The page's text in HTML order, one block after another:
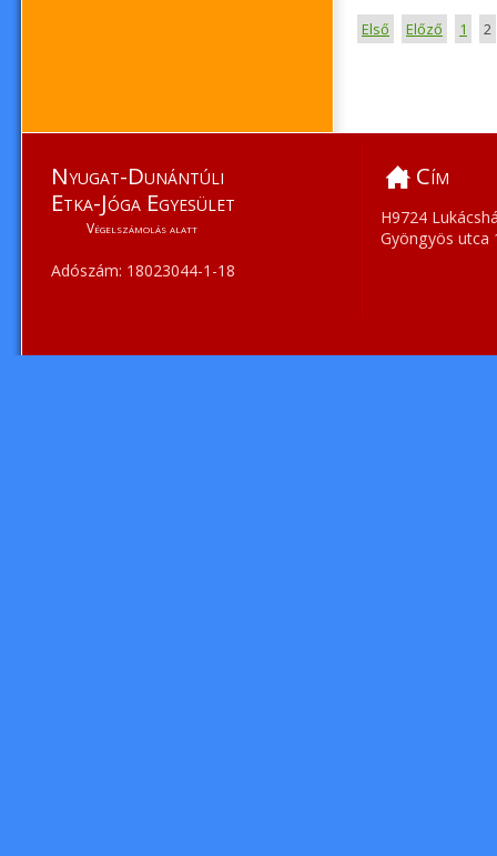
Első Előző 1 2
Nyugat-Dunántúli
Etka-Jóga Egyesület
Végelszámolás alatt
Adószám: 18023044-1-18
Cím
H9724
Gyöngyös utca